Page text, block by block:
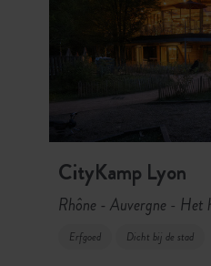
CityKamp Lyon
Rhône - Auvergne - Het
Erfgoed Dicht bij de stad